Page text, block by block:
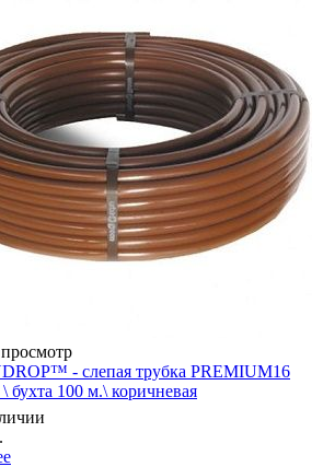
- слепая трубка PREMIUM16
бухта 100 м.\ коричневая